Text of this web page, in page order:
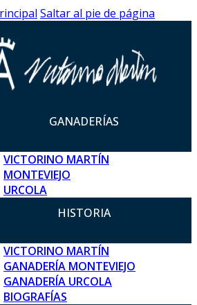
Saltar al pie de página
GANADERÍAS
VICTORINO MARTÍN
MONTEVIEJO
URCOLA
HISTORIA
VICTORINO MARTÍN
GANADERÍA MONTEVIEJO
GANADERÍA URCOLA
BIOGRAFÍAS